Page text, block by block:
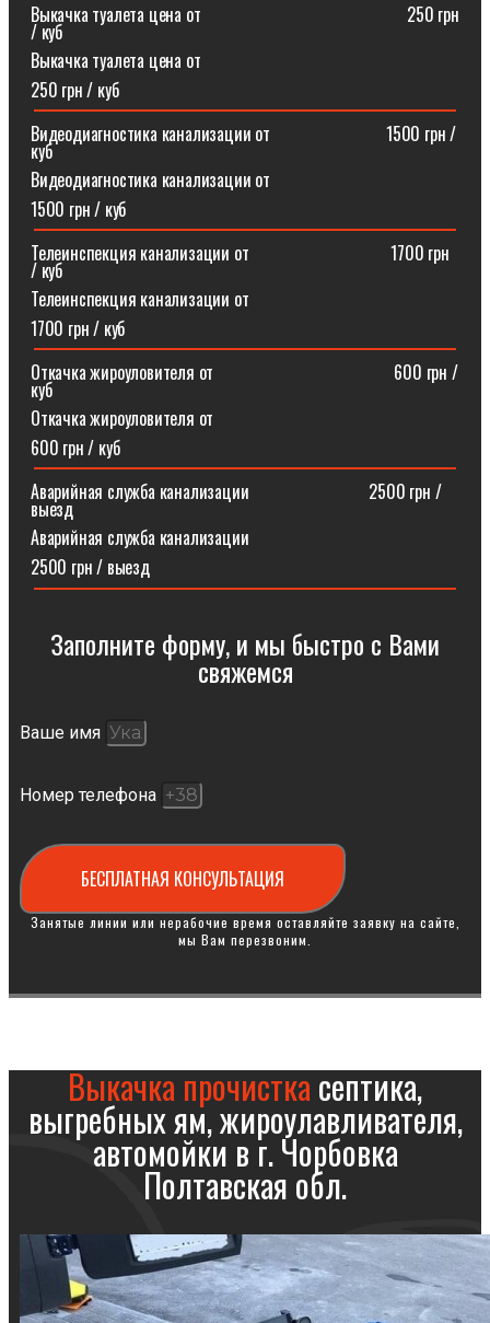
Выкачка туалета цена от⠀⠀⠀⠀⠀⠀⠀⠀⠀⠀⠀⠀⠀⠀⠀⠀250 грн
/ куб
Выкачка туалета цена от
250 грн / куб
Видеодиагностика канализации от⠀⠀⠀⠀⠀⠀⠀⠀⠀1500 грн /
куб
Видеодиагностика канализации от
1500 грн / куб
Телеинспекция канализации от⠀⠀⠀⠀⠀⠀⠀⠀⠀⠀⠀1700 грн
/ куб
Телеинспекция канализации от
1700 грн / куб
Откачка жироуловителя от⠀⠀⠀⠀⠀⠀⠀⠀⠀⠀⠀⠀⠀⠀600 грн /
куб
Откачка жироуловителя от
600 грн / куб
Аварийная служба канализации ⠀⠀⠀⠀⠀⠀⠀⠀⠀2500 грн /
выезд
Аварийная служба канализации
2500 грн / выезд
Заполните форму, и мы быстро с Вами
свяжемся​
Ваше имя
Номер телефона
БЕСПЛАТНАЯ КОНСУЛЬТАЦИЯ
Занятые линии или нерабочие время оставляйте заявку на сайте,
мы Вам перезвоним.
Выкачка прочисткасептика,
выгребных ям, жироулавливателя,
автомойки в г. Чорбовка
Полтавская обл.